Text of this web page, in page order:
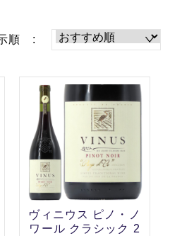
順 :
ヴィニウス ピノ・ノ
ワール クラシック 2